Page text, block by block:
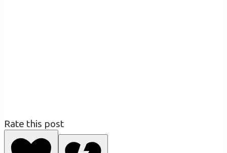
Rate this post